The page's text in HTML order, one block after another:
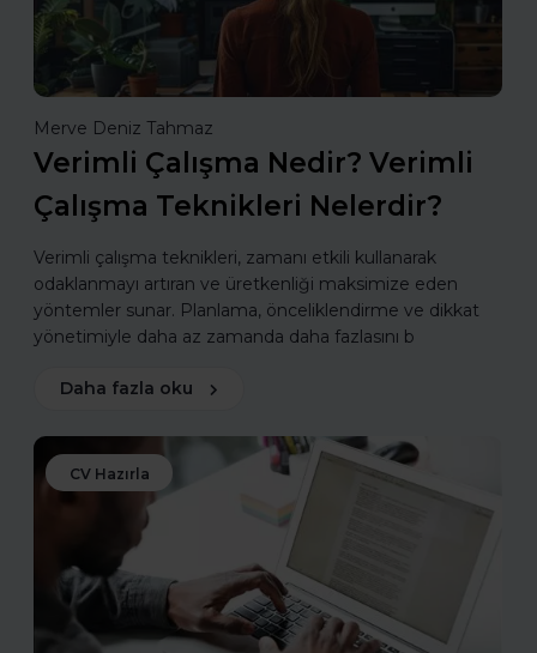
Merve Deniz Tahmaz
Verimli Çalışma Nedir? Verimli
Çalışma Teknikleri Nelerdir?
Verimli çalışma teknikleri, zamanı etkili kullanarak
odaklanmayı artıran ve üretkenliği maksimize eden
yöntemler sunar. Planlama, önceliklendirme ve dikkat
yönetimiyle daha az zamanda daha fazlasını b
Daha fazla oku
CV Hazırla